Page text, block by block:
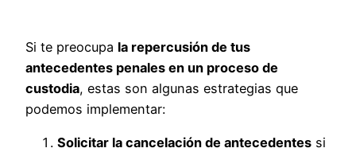
Si te preocupa la repercusión de tus
antecedentes penales en un proceso de
custodia, estas son algunas estrategias que
podemos implementar:
Solicitar la cancelación de antecedentes si